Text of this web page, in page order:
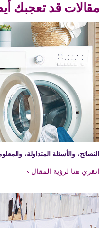
قد تعجبك
والأسئلة المتداولة،
هنا لرؤية المقال